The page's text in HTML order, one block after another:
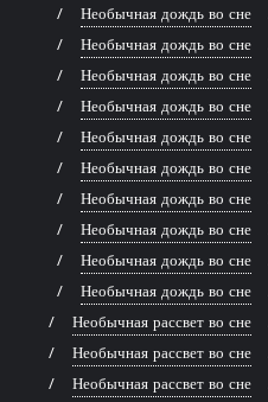
Необычная дождь во сне
Необычная дождь во сне
Необычная дождь во сне
Необычная дождь во сне
Необычная дождь во сне
Необычная дождь во сне
Необычная дождь во сне
Необычная дождь во сне
Необычная дождь во сне
Необычная дождь во сне
Необычная рассвет во сне
Необычная рассвет во сне
Необычная рассвет во сне